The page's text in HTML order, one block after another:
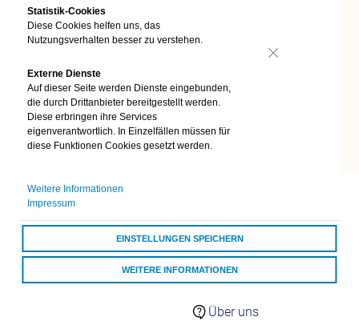
Statistik-Cookies
Diese Cookies helfen uns, das
Nutzungsverhalten besser zu verstehen.
Externe Dienste
Auf dieser Seite werden Dienste eingebunden,
die durch Drittanbieter bereitgestellt werden.
Diese erbringen ihre Services
eigenverantwortlich. In Einzelfällen müssen für
diese Funktionen Cookies gesetzt werden.
Weitere Informationen
Impressum
EINSTELLUNGEN SPEICHERN
WEITERE INFORMATIONEN
aufnehmen
Auszeichnungen
Darum vivida bkk
Über uns
Haben Sie eine Frage und möchten sofort eine Antwort?
Unsere digitale AssistentinViviist rund um die Uhr für